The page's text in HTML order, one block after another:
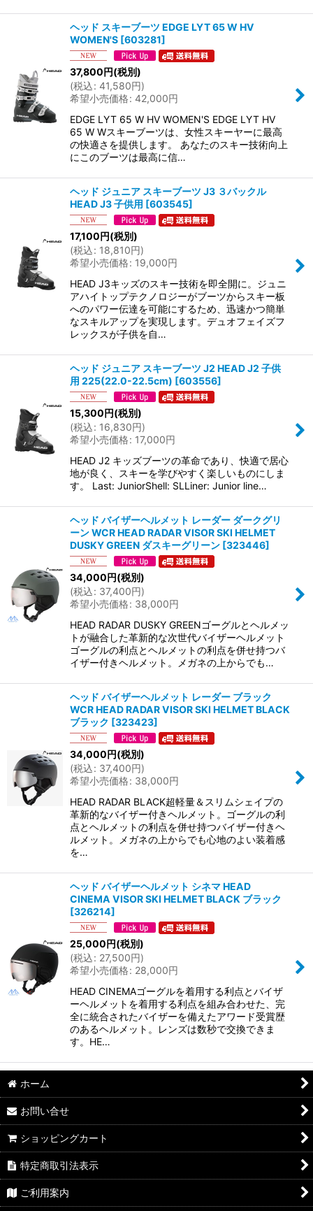
ヘッド スキーブーツ EDGE LYT 65 W HV
WOMEN'S [603281]
37,800円(税別)
(税込: 41,580円)
希望小売価格: 42,000円
EDGE LYT 65 W HV WOMEN'S EDGE LYT HV
65 W Wスキーブーツは、女性スキーヤーに最高
の快適さを提供します。 あなたのスキー技術向上
にこのブーツは最高に信…
ヘッド ジュニア スキーブーツ J3 ３バックル
HEAD J3 子供用 [603545]
17,100円(税別)
(税込: 18,810円)
希望小売価格: 19,000円
HEAD J3キッズのスキー技術を即全開に。ジュニ
アハイトップテクノロジーがブーツからスキー板
へのパワー伝達を可能にするため、迅速かつ簡単
なスキルアップを実現します。デュオフェイズフ
レックスが子供を自…
ヘッド ジュニア スキーブーツ J2 HEAD J2 子供
用 225(22.0-22.5cm) [603556]
15,300円(税別)
(税込: 16,830円)
希望小売価格: 17,000円
HEAD J2 キッズブーツの革命であり、快適で居心
地が良く、スキーを学びやすく楽しいものにしま
す。 Last: JuniorShell: SLLiner: Junior line…
ヘッド バイザーヘルメット レーダー ダークグリ
ーン WCR HEAD RADAR VISOR SKI HELMET
DUSKY GREEN ダスキーグリーン [323446]
34,000円(税別)
(税込: 37,400円)
希望小売価格: 38,000円
HEAD RADAR DUSKY GREENゴーグルとヘルメッ
トが融合した革新的な次世代バイザーヘルメット
ゴーグルの利点とヘルメットの利点を併せ持つバ
イザー付きヘルメット。メガネの上からでも…
ヘッド バイザーヘルメット レーダー ブラック
WCR HEAD RADAR VISOR SKI HELMET BLACK
ブラック [323423]
34,000円(税別)
(税込: 37,400円)
希望小売価格: 38,000円
HEAD RADAR BLACK超軽量＆スリムシェイプの
革新的なバイザー付きヘルメット。ゴーグルの利
点とヘルメットの利点を併せ持つバイザー付きヘ
ルメット。メガネの上からでも心地のよい装着感
を…
ヘッド バイザーヘルメット シネマ HEAD
CINEMA VISOR SKI HELMET BLACK ブラック
[326214]
25,000円(税別)
(税込: 27,500円)
希望小売価格: 28,000円
HEAD CINEMAゴーグルを着用する利点とバイザ
ーヘルメットを着用する利点を組み合わせた、完
全に統合されたバイザーを備えたアワード受賞歴
のあるヘルメット。レンズは数秒で交換できま
す。HE…
ホーム
お問い合せ
ショッピングカート
特定商取引法表示
ご利用案内